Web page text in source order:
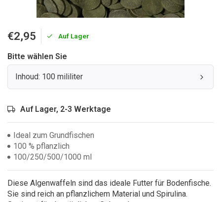
€2,95 Auf Lager
Bitte wählen Sie
Inhoud: 100 mililiter
Auf Lager, 2-3 Werktage
Ideal zum Grundfischen
100 % pflanzlich
100/250/500/1000 ml
Diese Algenwaffeln sind das ideale Futter für Bodenfische.
Sie sind reich an pflanzlichem Material und Spirulina.